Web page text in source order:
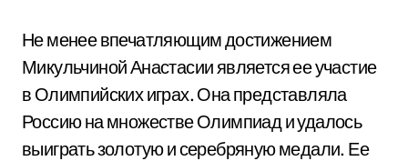
Не менее впечатляющим достижением
Микульчиной Анастасии является ее участие
в Олимпийских играх. Она представляла
Россию на множестве Олимпиад и удалось
выиграть золотую и серебряную медали. Ее